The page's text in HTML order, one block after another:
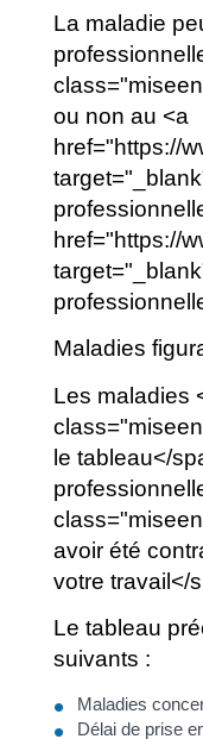
La maladie
ou non au <a
href="https://
href="https://
Maladies
Les maladies
le tableau</
avoir été
votre travail</
Le tableau
suivants :
Maladies
Délai de prise